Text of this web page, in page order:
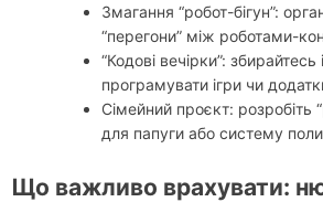
Змагання “робот-бігун”:
“перегони” між роботами-
“Кодові вечірки”:
програмувати ігри чи
Сімейний проєкт: розробіть
для папуги або систему
Що важливо врахувати: